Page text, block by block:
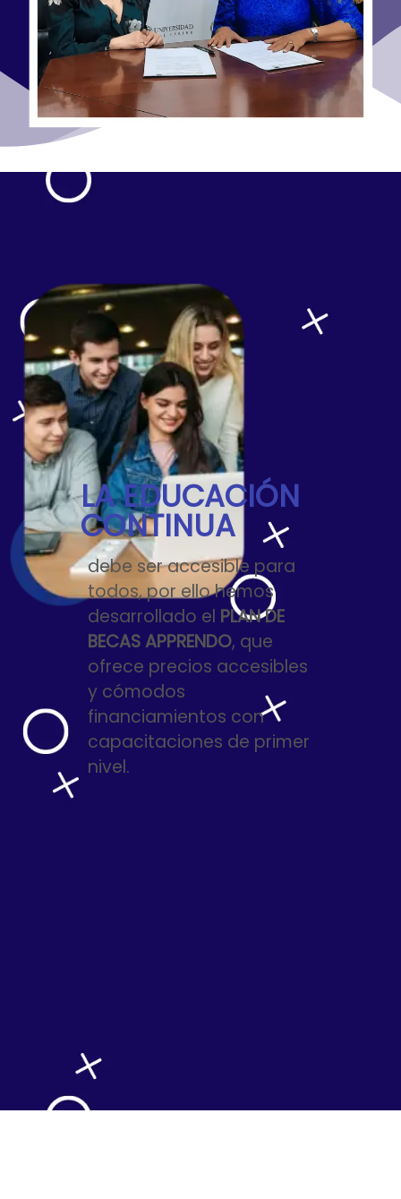
LA EDUCACIÓN
CONTINUA
debe ser accesible para
todos, por ello hemos
desarrollado el PLAN DE
BECAS APPRENDO, que
ofrece precios accesibles
y cómodos
financiamientos con
capacitaciones de primer
nivel.